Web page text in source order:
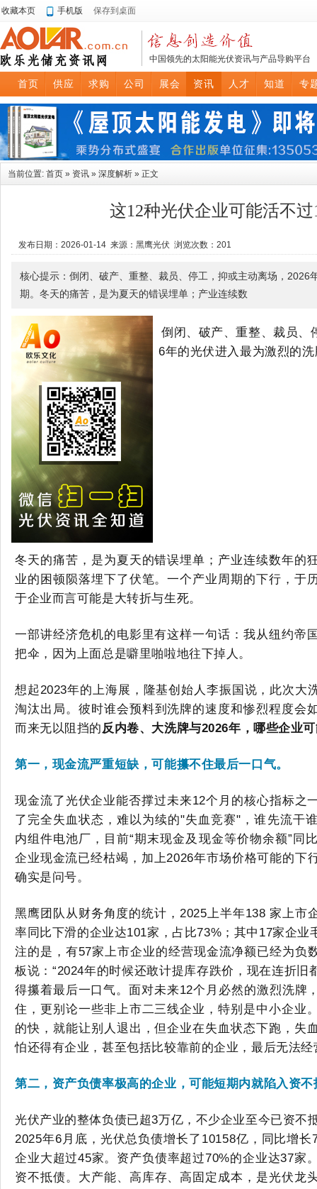
收藏本页 手机版 保存到桌面
中国领先的太阳能光伏资讯与产品导购平台
首页 供应 求购 公司 展会 资讯 人才 知道 专
当前位置: 首页 » 资讯 » 深度解析 » 正文
这12种光伏企业可能活不过
发布日期：2026-01-14 来源：黑鹰光伏 浏览次数： 201
核心提示：倒闭、破产、重整、裁员、停工，抑或主动离场，2026
期。冬天的痛苦，是为夏天的错误埋单；产业连续数
倒闭、破产、重整、裁员、
6年的光伏进入最为激烈的
冬天的痛苦，是为夏天的错误埋单；产业连续数年的
业的困顿陨落埋下了伏笔。一个产业周期的下行， 于
于企业而言可能是大转折与生死。
一部讲经济危机的电影里有这样一句话：我从纽约帝
把伞，因为上面总是噼里啪啦地往下掉人。
想起2023年的上海展，隆基创始人李振国说，此次大
淘汰出局。 彼时谁会预料到洗牌的速度和惨烈程度会
而来无以阻挡的反内卷、大洗牌与2026年，哪些企业
第一， 现金流严重短缺 ，可能攥不住最后一口气。
现金流了光伏企业能否撑过未来12个月 的核心指标之
了完全失血状态，难以为续的"失血竞赛"，谁先流干
内组件电池厂，目前“期末现金及现金等价物余额” 同
企业现金流已经枯竭，加上2026年市场价格可能的下
确实是问号。
黑鹰团队 从财务角度的统计 ，2025上半年138 家上市
率同比下滑的企业达101家，占比73%； 其中 17家企业
注的是， 有57家上市企业的经营现金流净额已经为负
板说：“2024年的时候还敢计提库存跌价， 现在连折旧
得攥着最后一口气。面对未来12个月必然的激烈洗牌
住，更别论一些非上市二三线企业，特别是中小企业
的快，就能让别人退出，但企业在失血状态下跑，失
怕还得有企业，甚至包括比较靠前的企业，最后无法
第二， 资产负债率极高的企业，可能短期内就陷入资不
光伏产业的整体负债已超3万亿，不少企业至今已资不
2025年6月底，光伏总负债增长了10158亿，同比增长
企业大超过45家。资产负债率超过70%的企业达37家
资不抵债。 大产能、高库存、高固定成本，是光伏龙